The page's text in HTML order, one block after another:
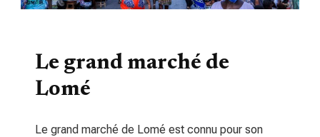
Le grand marché de
Lomé
Le grand marché de Lomé est connu pour son